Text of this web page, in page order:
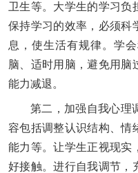
卫生等。大学生的学习负
保持学习的效率，必须科
息，使生活有规律。学
脑、适时用脑，避免用脑
能力减退。
第二，加强自我心理
容包括调整认识结构、情
能力等。让学生正视现实
好接触。进行自我调节，